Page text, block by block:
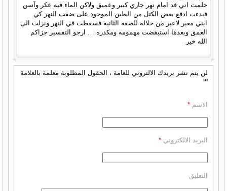
حلمت اني قد امام نهر جاري كبير وعميق ولاكن الماء فيه عكر وآسن
فبدءت ادفع بعض الكتل من الطين الموجود على ضفت النهر كي
ابني معبر لاعبر من خلاله للضفه الثانيه فسقطت في النهر ونزلت الى
العمق وبعدها استيقضت مهمومه ومكدره … ارجو التفسير جزاكم
الله خير
لن يتم نشر بريدك الالتروني للعامة ، الحقول المطلوبة معلمة بالعلامة
'*'
الاسم *
البريد الالكتروني *
التعليق